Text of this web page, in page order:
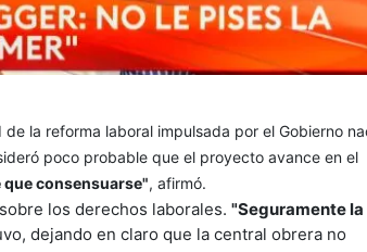
la reforma laboral impulsada por el Gobierno
poco probable que el proyecto avance en el
que consensuarse", afirmó.
los derechos laborales. "Seguramente la
dejando en claro que la central obrera no